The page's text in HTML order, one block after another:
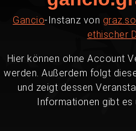
Gancio-Instanz von
ethischer
Hier können ohne Account
werden. Außerdem folgt
und zeigt dessen
Informationen gibt es